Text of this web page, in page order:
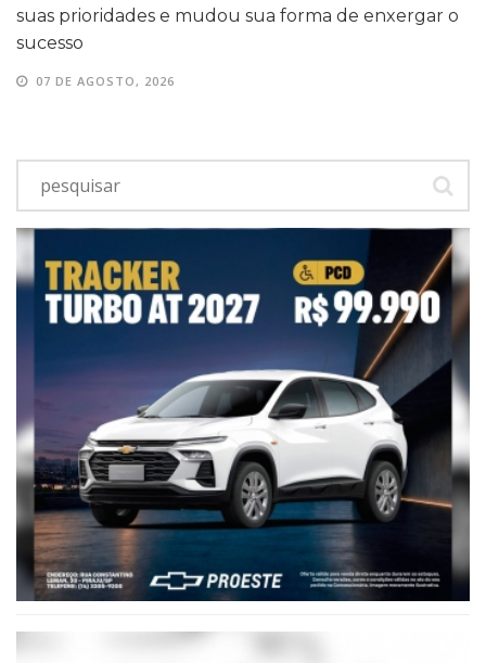
suas prioridades e mudou sua forma de enxergar o
sucesso
07 DE AGOSTO, 2026